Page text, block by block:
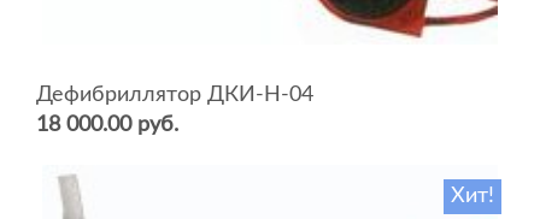
Дефибриллятор ДКИ-Н-04
18 000.00 руб.
Хит!